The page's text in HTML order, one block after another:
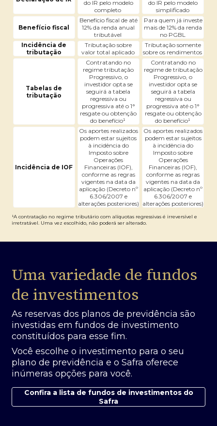
do IR pelo modelo
completo
do IR pelo modelo
simplificado
Benefício fiscal
Benefício fiscal de até
12% da renda anual
tributável
Para quem já investe
mais de 12% da renda
no PGBL
Incidência de
tributação
Tributação sobre
valor total aplicado
Tributação somente
sobre os rendimentos
Tabelas de
tributação
Contratando no
regime tributação
Progressivo, o
investidor opta se
seguirá a tabela
regressiva ou
progressiva até o 1°
resgate ou obtenção
do benefício¹
Contratando no
regime de tributação
Progressivo, o
investidor opta se
seguirá a tabela
regressiva ou
progressiva até o 1°
resgate ou obtenção
do benefício¹
Incidência de IOF
Os aportes realizados
podem estar sujeitos
à incidência do
Imposto sobre
Operações
Financeiras (IOF),
conforme as regras
vigentes na data da
aplicação (Decreto nº
6.306/2007 e
alterações posteriores)
Os aportes realizados
podem estar sujeitos
à incidência do
Imposto sobre
Operações
Financeiras (IOF),
conforme as regras
vigentes na data da
aplicação (Decreto nº
6.306/2007 e
alterações posteriores)
¹A contratação no regime tributário com alíquotas regressivas é irreversível e
irretratável. Uma vez escolhido, não poderá ser alterado.
Uma variedade de fundos
de investimentos
As reservas dos planos de previdência são
investidas em fundos de investimento
constituídos para esse fim.
Você escolhe o investimento para o seu
plano de previdência e o Safra oferece
inúmeras opções para você.
Confira a lista de fundos de investimentos do
Safra